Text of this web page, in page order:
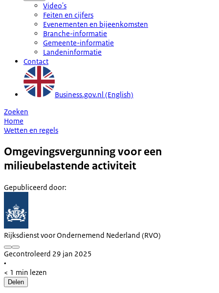
Video's
Feiten en cijfers
Evenementen en bijeenkomsten
Branche-informatie
Gemeente-informatie
Landeninformatie
Contact
Business.gov.nl (English)
Zoeken
Home
Wetten en regels
Omgevingsvergunning voor een
milieubelastende activiteit
Gepubliceerd door:
Rijksdienst voor Ondernemend Nederland (RVO)
Gecontroleerd 29 jan 2025
•
< 1 min lezen
Delen